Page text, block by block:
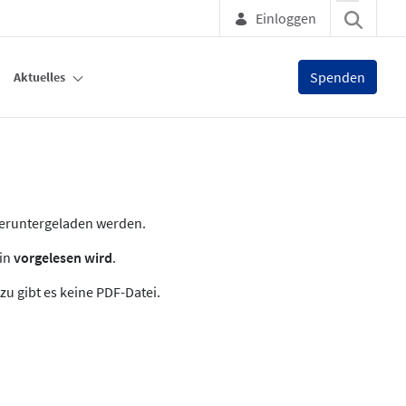
Einloggen
Aktuelles Spenden
werden.
vorgelesen wird.
gibt es keine PDF-Datei.